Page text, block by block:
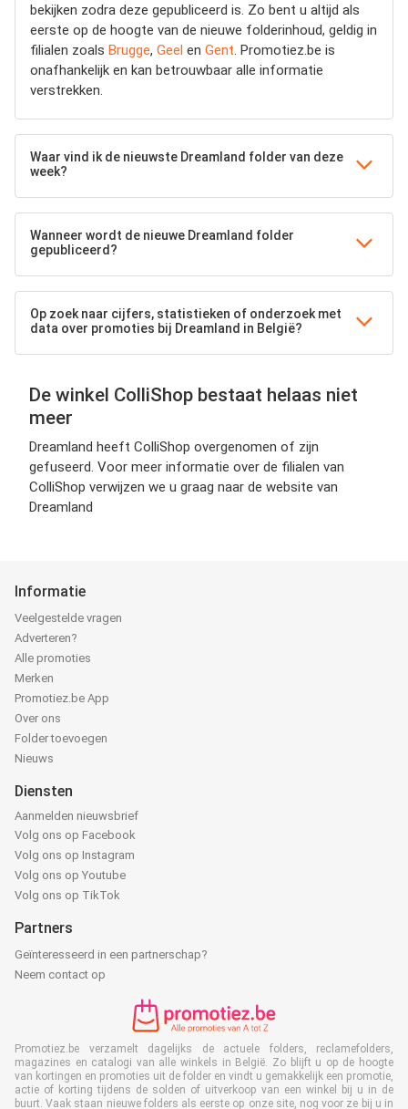
bekijken zodra deze gepubliceerd is. Zo bent u altijd als
eerste op de hoogte van de nieuwe folderinhoud, geldig in
filialen zoals Brugge, Geel en Gent. Promotiez.be is
onafhankelijk en kan betrouwbaar alle informatie
verstrekken.
Waar vind ik de nieuwste Dreamland folder van deze
week?
Wanneer wordt de nieuwe Dreamland folder
gepubliceerd?
Op zoek naar cijfers, statistieken of onderzoek met
data over promoties bij Dreamland in België?
De winkel ColliShop bestaat helaas niet
meer
Dreamland heeft ColliShop overgenomen of zijn
gefuseerd. Voor meer informatie over de filialen van
ColliShop verwijzen we u graag naar de website van
Dreamland
Informatie
Veelgestelde vragen
Adverteren?
Alle promoties
Merken
Promotiez.be App
Over ons
Folder toevoegen
Nieuws
Diensten
Aanmelden nieuwsbrief
Volg ons op Facebook
Volg ons op Instagram
Volg ons op Youtube
Volg ons op TikTok
Partners
Geïnteresseerd in een partnerschap?
Neem contact op
Promotiez.be verzamelt dagelijks de actuele folders, reclamefolders,
magazines en catalogi van alle winkels in België. Zo blijft u op de hoogte
van kortingen en promoties uit de folder en vindt u gemakkelijk een promotie,
actie of korting tijdens de solden of uitverkoop van een winkel bij u in de
buurt. Vaak staan nieuwe folders als eerste op onze site, nog voor ze bij u in